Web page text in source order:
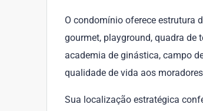
O condomínio oferece estrutura
gourmet, playground, quadra de
academia de ginástica, campo
qualidade de vida aos
Sua localização estratégica